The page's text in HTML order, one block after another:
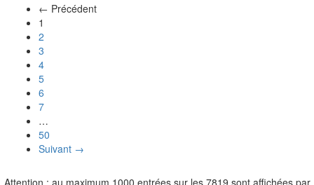
← Précédent
1
2
3
4
5
6
7
…
50
Suivant →
Attention : au maximum 1000 entrées sur les 7819 sont affichées par